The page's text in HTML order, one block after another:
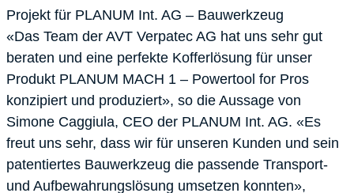
Projekt für PLANUM Int. AG – Bauwerkzeug
«Das Team der AVT Verpatec AG hat uns sehr gut
beraten und eine perfekte Kofferlösung für unser
Produkt PLANUM MACH 1 – Powertool for Pros
konzipiert und produziert», so die Aussage von
Simone Caggiula, CEO der PLANUM Int. AG. «Es
freut uns sehr, dass wir für unseren Kunden und sein
patentiertes Bauwerkzeug die passende Transport-
und Aufbewahrungslösung umsetzen konnten»,